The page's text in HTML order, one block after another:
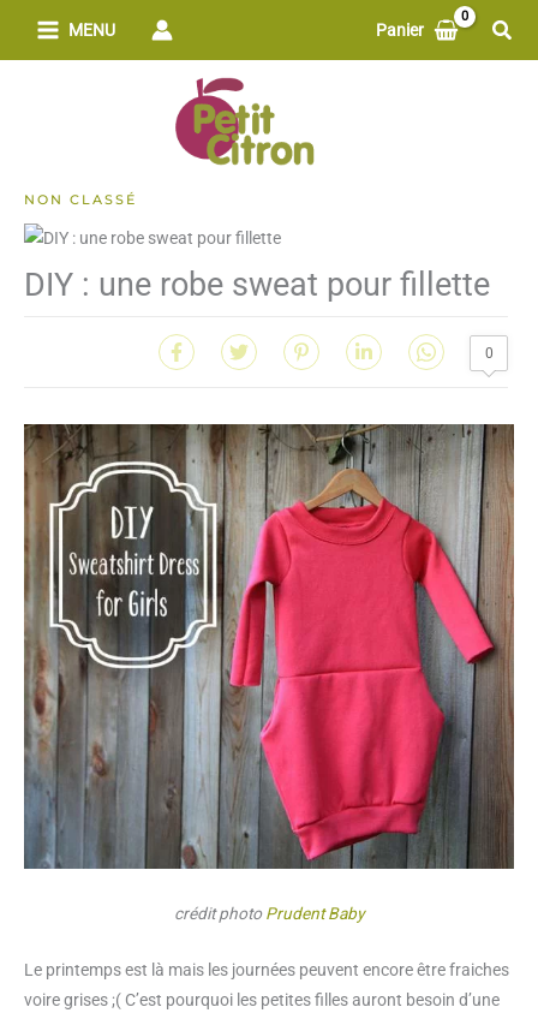
MENU Panier
NON CLASSÉ
DIY : une robe sweat pour fillette
0
crédit photoPrudent Baby
Le printemps est là mais les journées peuvent encore être fraiches
voire grises ;( C’est pourquoi les petites filles auront besoin d’une